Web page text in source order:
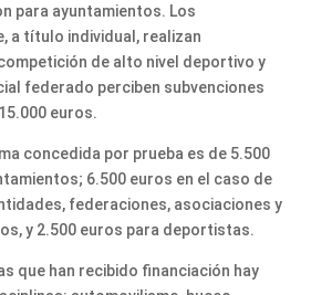
para ayuntamientos. Los
a título individual, realizan
de alto nivel deportivo y
federado perciben subvenciones
euros.
concedida por prueba es de 5.500
6.500 euros en el caso de
federaciones, asociaciones y
y 2.500 euros para deportistas.
que han recibido financiación hay